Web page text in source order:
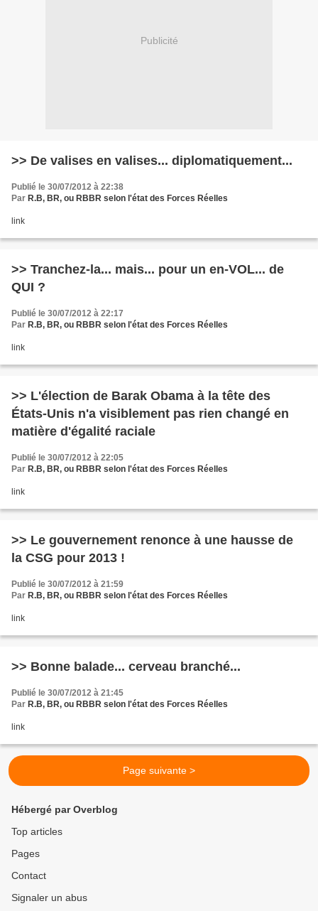
Publicité
>> De valises en valises... diplomatiquement...
Publié le 30/07/2012 à 22:38
Par R.B, BR, ou RBBR selon l'état des Forces Réelles
link
>> Tranchez-la... mais... pour un en-VOL... de
QUI ?
Publié le 30/07/2012 à 22:17
Par R.B, BR, ou RBBR selon l'état des Forces Réelles
link
>> L'élection de Barak Obama à la tête des
États-Unis n'a visiblement pas rien changé en
matière d'égalité raciale
Publié le 30/07/2012 à 22:05
Par R.B, BR, ou RBBR selon l'état des Forces Réelles
link
>> Le gouvernement renonce à une hausse de
la CSG pour 2013 !
Publié le 30/07/2012 à 21:59
Par R.B, BR, ou RBBR selon l'état des Forces Réelles
link
>> Bonne balade... cerveau branché...
Publié le 30/07/2012 à 21:45
Par R.B, BR, ou RBBR selon l'état des Forces Réelles
link
Page suivante >
Hébergé par Overblog
Top articles
Pages
Contact
Signaler un abus